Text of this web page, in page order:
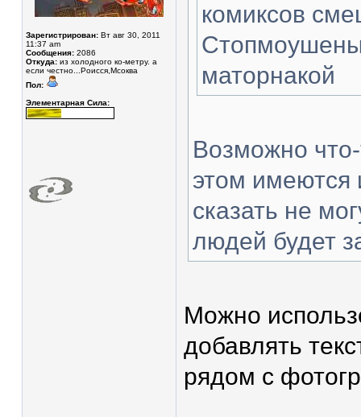
Зарегистрирован: Вт авг 30, 2011
11:37 am
Сообщения: 2086
Откуда: из холодного ко-метру. а
если честно...Роисся,Мсоква
Пол:
Элементарная Сила:
комиксов
маторнакой
Возможно
этом имеются
сказать не
людей будет
Можно
добавлять
рядом с